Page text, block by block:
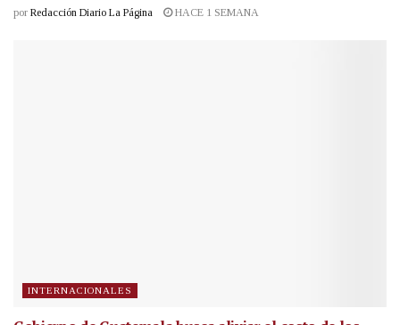
por Redacción Diario La Página HACE 1 SEMANA
INTERNACIONALES